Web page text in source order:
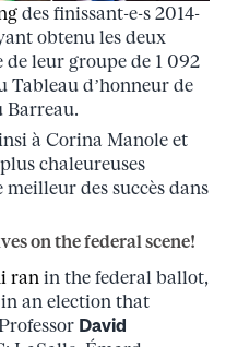
des finissant-e-s 2014-
obtenu les deux
de leur groupe de 1 092
Tableau d’honneur de
Barreau.
à Corina Manole et
chaleureuses
des succès dans
on the federal scene!
ran in the federal ballot,
in an election that
David